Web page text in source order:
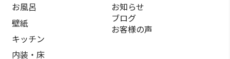
お風呂
壁紙
キッチン
内装・床
お知らせ
ブログ
お客様の声